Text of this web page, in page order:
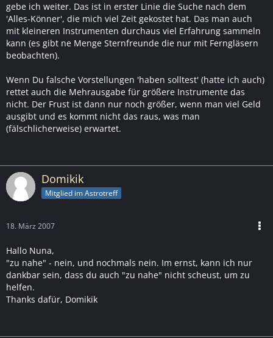
gebe ich weiter. Das ist in erster Linie die Suche nach dem
'Alles-Könner', die mich viel Zeit gekostet hat. Das man auch
mit kleineren Instrumenten durchaus viel Erfahrung sammeln
kann (es gibt ne Menge Sternfreunde die nur mit Ferngläsern
beobachten).
Wenn Du falsche Vorstellungen 'haben solltest' (hatte ich auch)
rettet auch die Mehrausgabe für größere Instrumente das
nicht. Der Frust ist dann nur noch größer, wenn man viel Geld
ausgibt und es kommt nicht das raus, was man
(fälschlicherweise) erwartet.
Domikik
Mitglied im Astrotreff
18. März 2007
Hallo Nuna,
"zu nahe" - nein, und nochmals nein. Im ernst, kann ich nur
dankbar sein, dass du auch "zu nahe" nicht scheust, um zu
helfen.
Thanks dafür, Domikik